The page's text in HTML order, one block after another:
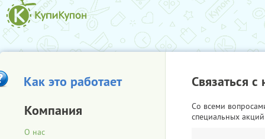
Как это работает
Компания
О нас
Связаться с
Со всеми
специальных